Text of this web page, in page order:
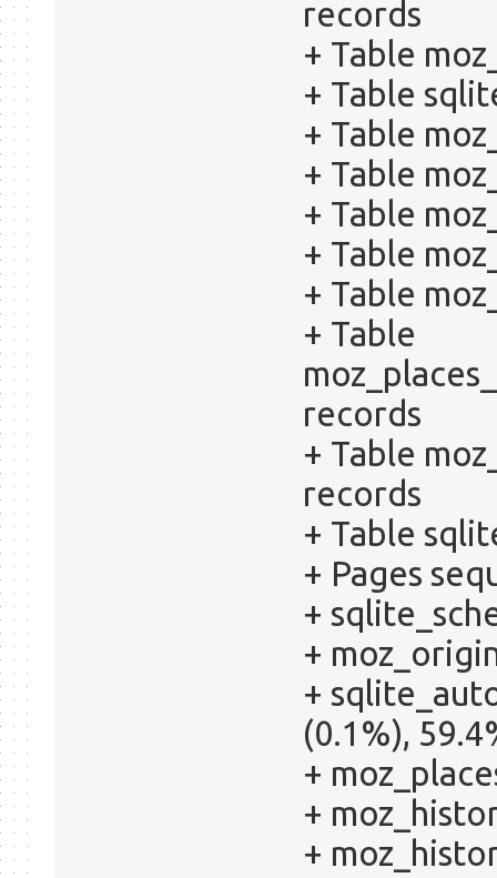
records
+ Table
+ Table
+ Table
+ Table
+ Table
+ Table
+ Table
+ Table
records
+ Table
records
+ Table
+ Pages
+
+
+
(0.1%),
+
+
+